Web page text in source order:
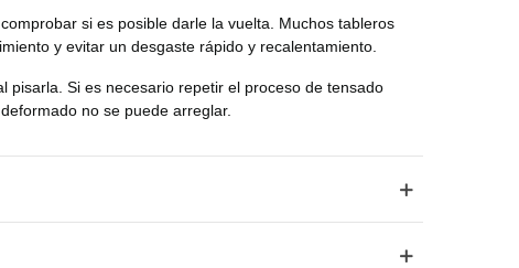
si es posible darle la vuelta. Muchos tableros
y evitar un desgaste rápido y recalentamiento.
pisarla. Si es necesario repetir el proceso de tensado
no se puede arreglar.